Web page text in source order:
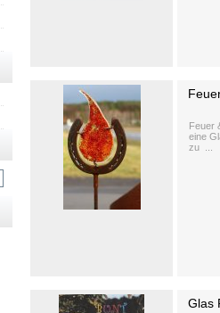
Feuer
eine
zu ...
Glas